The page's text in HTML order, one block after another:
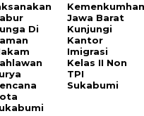
Di
Jawa Barat
Kunjungi
Kantor
Imigrasi
Kelas II Non
TPI
Sukabumi